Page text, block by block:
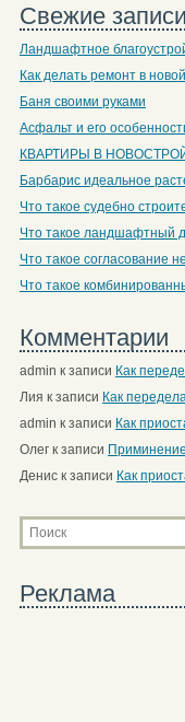
Свежие записи
Ландшафтное
Как делать ремонт в
Баня своими руками
Асфальт и его
КВАРТИРЫ В
Барбарис идеальное
Что такое судебно
Что такое ландшафтный
Что такое согласование
Что такое
Комментарии
admin к записи Как
Лия к записи Как
admin к записи Как
Олегк записи
Дениск записи Как
Реклама